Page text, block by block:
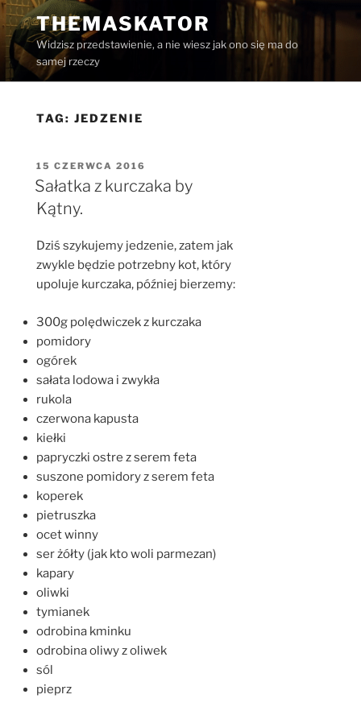
Przejdź
do
treści
THEMASKATOR
Widzisz przedstawienie, a nie wiesz jak ono się ma do
samej rzeczy
TAG: JEDZENIE
OPUBLIKOWANE
W
15 CZERWCA 2016
Sałatka z kurczaka by
Kątny.
Dziś szykujemy jedzenie, zatem jak
zwykle będzie potrzebny kot, który
upoluje kurczaka, później bierzemy:
300g polędwiczek z kurczaka
pomidory
ogórek
sałata lodowa i zwykła
rukola
czerwona kapusta
kiełki
papryczki ostre z serem feta
suszone pomidory z serem feta
koperek
pietruszka
ocet winny
ser żółty (jak kto woli parmezan)
kapary
oliwki
tymianek
odrobina kminku
odrobina oliwy z oliwek
sól
pieprz